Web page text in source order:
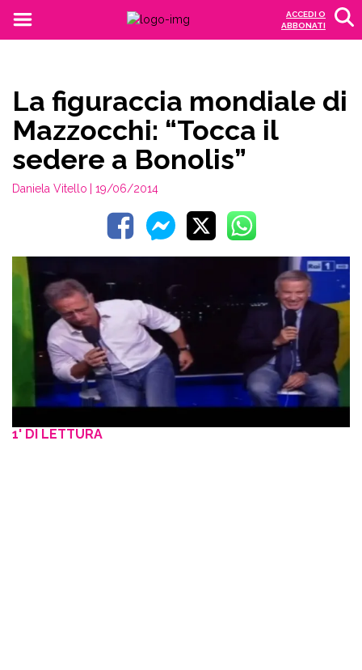
ACCEDI O
ABBONATI
La figuraccia mondiale di
Mazzocchi: “Tocca il
sedere a Bonolis”
Daniela Vitello | 19/06/2014
1' DI LETTURA